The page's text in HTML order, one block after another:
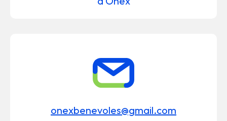
onexbenevoles@gmail.com